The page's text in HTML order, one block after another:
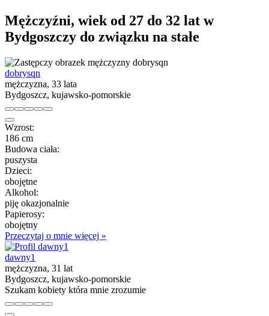
Mężczyźni, wiek od 27 do 32 lat w
Bydgoszczy do związku na stałe
dobrysqn
mężczyzna, 33 lata
Bydgoszcz, kujawsko-pomorskie
Wzrost:
186 cm
Budowa ciała:
puszysta
Dzieci:
obojętne
Alkohol:
piję okazjonalnie
Papierosy:
obojętny
Przeczytaj o mnie więcej »
dawny1
mężczyzna, 31 lat
Bydgoszcz, kujawsko-pomorskie
Szukam kobiety która mnie zrozumie